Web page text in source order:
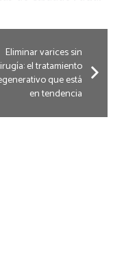
Eliminar varices sin
el tratamiento
que está
en tendencia